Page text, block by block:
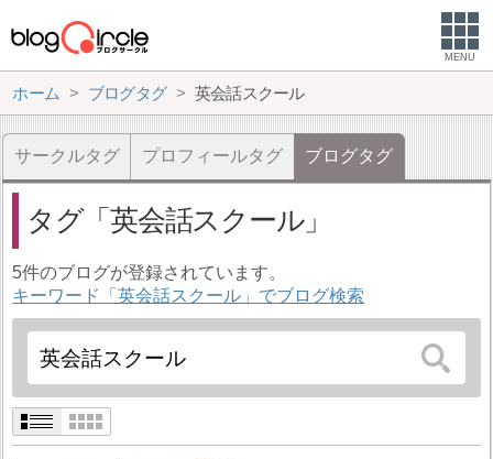
MENU
ホーム ブログタグ 英会話スクール
サークルタグ プロフィールタグ ブログタグ
タグ 英会話スクール
5件のブログが登録されています。
キーワード「英会話スクール」でブログ検索